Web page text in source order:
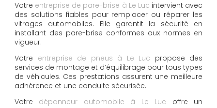
Votre entreprise de pare-brise à Le Luc intervient avec
des solutions fiables pour remplacer ou réparer les
vitrages automobiles. Elle garantit la sécurité en
installant des pare-brise conformes aux normes en
vigueur.
Votre entreprise de pneus à Le Luc propose des
services de montage et d’équilibrage pour tous types
de véhicules. Ces prestations assurent une meilleure
adhérence et une conduite sécurisée.
Votre dépanneur automobile à Le Luc offre un